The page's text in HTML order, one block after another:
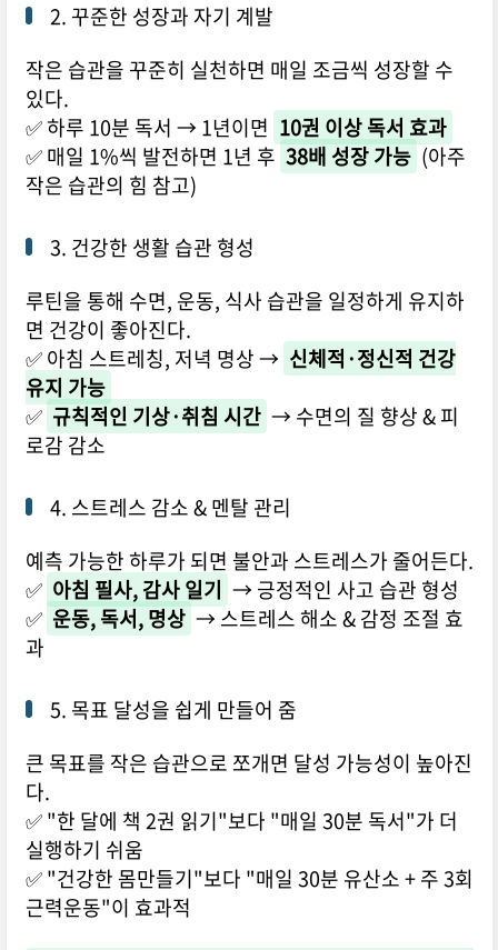
2. 꾸준한 성장과 자기 계발
작은 습관을 꾸준히 실천하면 매일 조금씩 성장할 수
있다.
✅ 하루 10분 독서 → 1년이면 10권 이상 독서 효과
✅ 매일 1%씩 발전하면 1년 후 38배 성장 가능 (아주
작은 습관의 힘 참고)
3. 건강한 생활 습관 형성
루틴을 통해 수면, 운동, 식사 습관을 일정하게 유지하
면 건강이 좋아진다.
✅ 아침 스트레칭, 저녁 명상 → 신체적·정신적 건강
유지 가능
✅ 규칙적인 기상·취침 시간 → 수면의 질 향상 & 피
로감 감소
4. 스트레스 감소 & 멘탈 관리
예측 가능한 하루가 되면 불안과 스트레스가 줄어든다.
✅ 아침 필사, 감사 일기 → 긍정적인 사고 습관 형성
✅ 운동, 독서, 명상 → 스트레스 해소 & 감정 조절 효
과
5. 목표 달성을 쉽게 만들어 줌
큰 목표를 작은 습관으로 쪼개면 달성 가능성이 높아진
다.
✅ "한 달에 책 2권 읽기"보다 "매일 30분 독서"가 더
실행하기 쉬움
✅ "건강한 몸만들기"보다 "매일 30분 유산소 + 주 3회
근력운동"이 효과적